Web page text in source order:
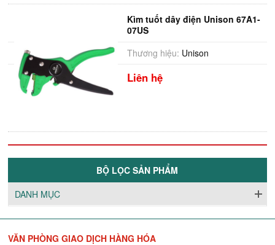
Kìm tuốt dây điện Unison 67A1-
07US
Thương hiệu: Unison
Liên hệ
BỘ LỌC SẢN PHẨM
DANH MỤC
VĂN PHÒNG GIAO DỊCH HÀNG HÓA